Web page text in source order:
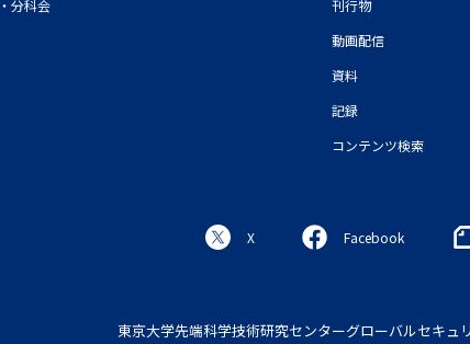
分科会
刊行物
動画配信
資料
記録
コンテンツ検索
X Facebook
東京大学先端科学技術研究センターグローバルセキュ